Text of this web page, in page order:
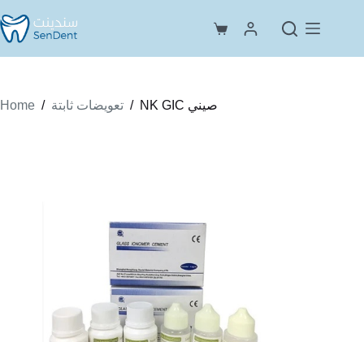
to
content
Shopping
Home / تعويضات ثابتة / NK GIC صيني